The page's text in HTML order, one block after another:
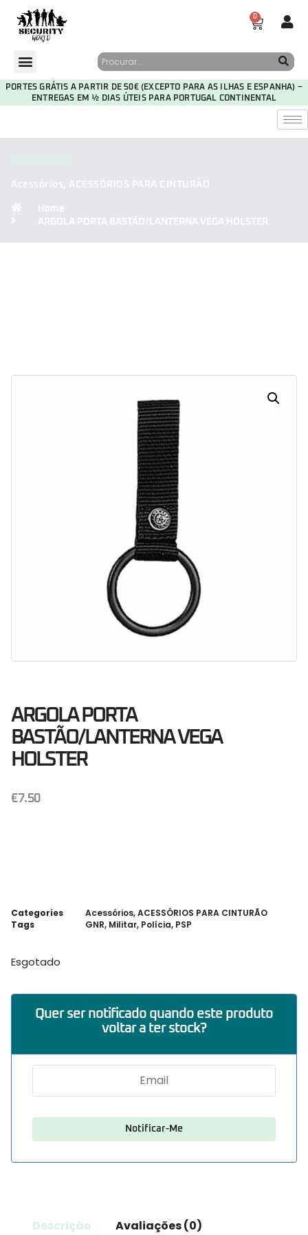
0
PORTES GRÁTIS A PARTIR DE 50€ (EXCEPTO PARA AS ILHAS E ESPANHA) –
ENTREGAS EM ½ DIAS ÚTEIS PARA PORTUGAL CONTINENTAL
Acessórios, ACESSÓRIOS PARA CINTURÃO
Home
ARGOLA PORTA BASTÃO/LANTERNA VEGA HOLSTER
ARGOLA PORTA
BASTÃO/LANTERNA VEGA
HOLSTER
€7.50
Categories Acessórios,ACESSÓRIOS PARA CINTURÃO
Tags
GNR, Militar, Polícia, PSP
Esgotado
Quer ser notificado quando este produto
voltar a ter stock?
Descrição Avaliações (0)